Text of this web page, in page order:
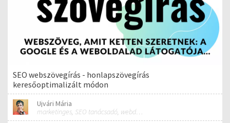
SEO webszövegírás - honlapszövegírás
keresőoptimalizált módon
Ujvári Mária
marketinges, SEO tanácsadó, webdesigner